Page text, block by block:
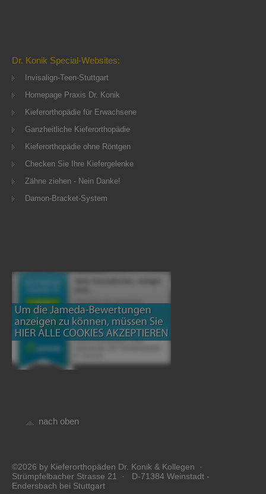
Dr. Konik Special-Websites:
Invisalign-Teen-Stuttgart
Homepage Praxis Dr. Konik
Kieferorthopädie für Erwachsene
Ganzheitliche Kieferorthopädie
Kieferorthopädie ohne Röntgen
Checken Sie Ihre Kiefergelenke
Zähne ziehen - Nein Danke!
Damon-Bracket-System
nach oben
©2026 by Kieferorthopäden Dr. Konik & Kollegen ·
Strümpfelbacher Strasse 21 · D-71384 Weinstadt -
Endersbach bei Stuttgart